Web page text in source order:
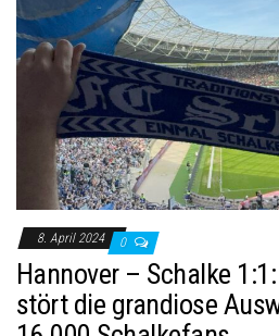
8. April 2024 0
Hannover – Schalke
stört die grandiose